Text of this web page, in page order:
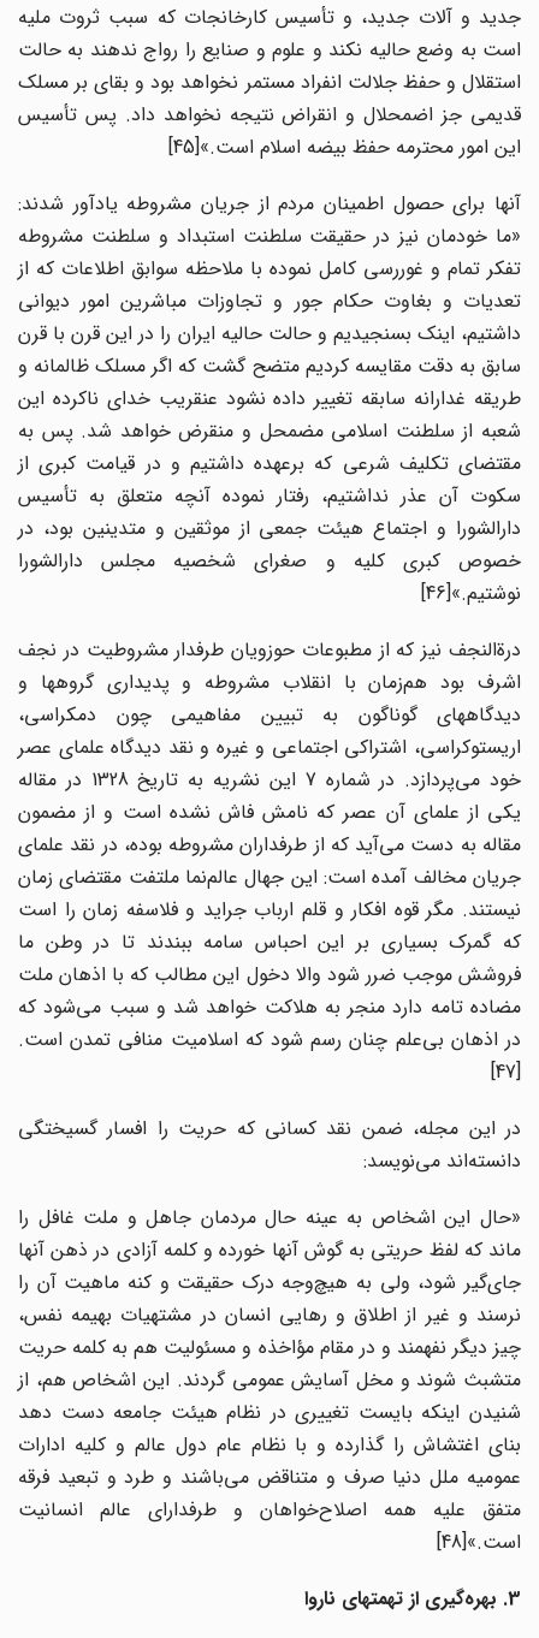
جدید و آلات جدید، و تأسیس کارخانجات که سبب ثروت ملیه
است به وضع حالیه نکند و علوم و صنایع را رواج ندهند به حالت
استقلال و حفظ جلالت انفراد مستمر نخواهد بود و بقای بر مسلک
قدیمی جز اضمحلال و انقراض نتیجه نخواهد داد. پس تأسیس
این امور محترمه حفظ بیضه اسلام است.»[45]
آنها برای حصول اطمینان مردم از جریان مشروطه یادآور شدند:
«ما خودمان نیز در حقیقت سلطنت استبداد و سلطنت مشروطه
تفکر تمام و غوررسی کامل نموده با ملاحظه سوابق اطلاعات که از
تعدیات و بغاوت حکام جور و تجاوزات مباشرین امور دیوانی
داشتیم، اینک بسنجیدیم و حالت حالیه ایران را در این قرن با قرن
سابق به دقت مقایسه کردیم متضح گشت که اگر مسلک ظالمانه و
طریقه غدارانه سابقه تغییر داده نشود عنقریب خدای ناکرده این
شعبه از سلطنت اسلامی مضمحل و منقرض خواهد شد. پس به
مقتضای تکلیف شرعی که برعهده داشتیم و در قیامت کبری از
سکوت آن عذر نداشتیم، رفتار نموده آنچه متعلق به تأسیس
دارالشورا و اجتماع هیئت جمعی از موثقین و متدینین بود، در
خصوص کبری کلیه و صغرای شخصیه مجلس دارالشورا
نوشتیم.»[46]
درة‌النجف نیز که از مطبوعات حوزویان طرفدار مشروطیت در نجف
اشرف بود هم‌زمان با انقلاب مشروطه و پدیداری گروهها و
دیدگاههای گوناگون به تبیین مفاهیمی چون دمکراسی،
اریستوکراسی، اشتراکی اجتماعی و غیره و نقد دیدگاه علمای عصر
خود می‌پردازد. در شماره 7 این نشریه به تاریخ 1328 در مقاله
یکی از علمای آن عصر که نامش فاش نشده است و از مضمون
مقاله به دست می‌آید که از طرفداران مشروطه بوده، در نقد علمای
جریان مخالف آمده است: این جهال عالم‌نما ملتفت مقتضای زمان
نیستند. مگر قوه افکار و قلم ارباب جراید و فلاسفه زمان را است
که گمرک بسیاری بر این احباس سامه ببندند تا در وطن ما
فروشش موجب ضرر شود والا دخول این مطالب که با اذهان ملت
مضاده تامه دارد منجر به هلاکت خواهد شد و سبب می‌شود که
در اذهان بی‌علم چنان رسم شود که اسلامیت منافی تمدن است.
در این مجله، ضمن نقد کسانی که حریت را افسار گسیختگی
دانسته‌اند می‌نویسد:
«حال این اشخاص به عینه حال مردمان جاهل و ملت غافل را
ماند که لفظ حریتی به گوش آنها خورده و کلمه آزادی در ذهن آنها
جای‌گیر شود، ولی به هیچ‌وجه درک حقیقت و کنه ماهیت آن را
نرسند و غیر از اطلاق و رهایی انسان در مشتهیات بهیمه نفس،
چیز دیگر نفهمند و در مقام مؤاخذه و مسئولیت هم به کلمه حریت
متشبث شوند و مخل آسایش عمومی گردند. این اشخاص هم، از
شنیدن اینکه بایست تغییری در نظام هیئت جامعه دست دهد
بنای اغتشاش را گذارده و با نظام عام دول عالم و کلیه ادارات
عمومیه ملل دنیا صرف و متناقض می‌باشند و طرد و تبعید فرقه
متفق علیه همه اصلاح‌خواهان و طرفدارای عالم انسانیت
است.»[48]